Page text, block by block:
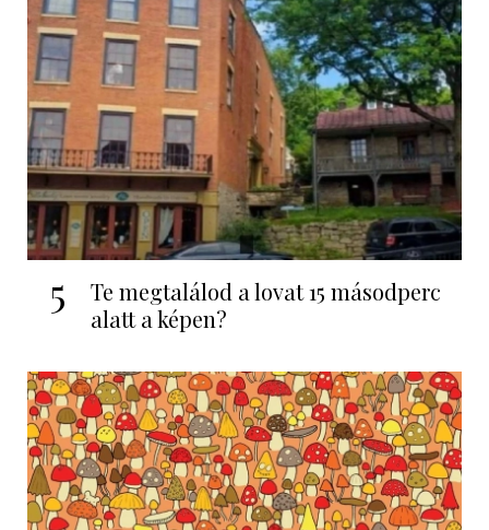
5
Te megtalálod a lovat 15 másodperc
alatt a képen?